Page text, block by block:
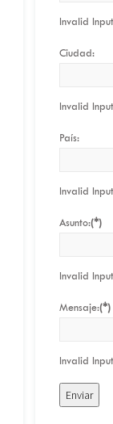
Invalid Input
Ciudad:
Invalid Input
País:
Invalid Input
Asunto:(*)
Invalid Input
Mensaje:(*)
Invalid Input